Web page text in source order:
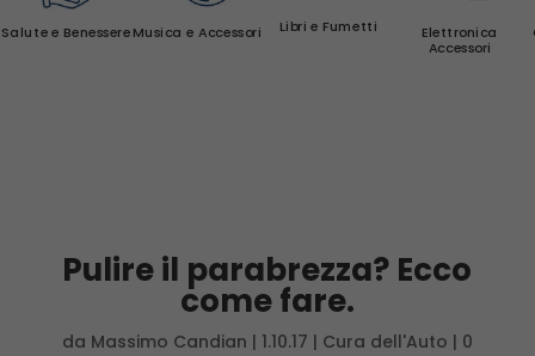
Salute e BenessereMusica e Accessori Libri e Fumetti
Elettronica
Accessori
Pulire il parabrezza? Ecco
come fare.
da Massimo Candian | 1.10.17 | Cura dell'Auto | 0